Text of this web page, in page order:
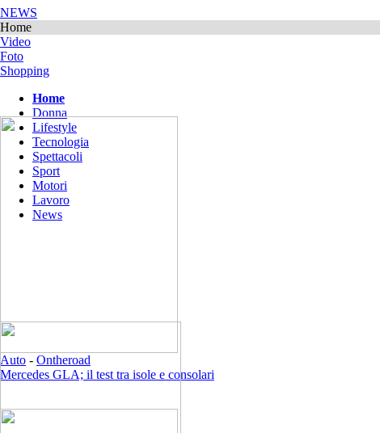
NEWS
Home
Video
Foto
Shopping
Home
Donna
Lifestyle
Tecnologia
Spettacoli
Sport
Motori
Lavoro
News
Auto - Ontheroad
Mercedes GLA; il test tra isole e consolari